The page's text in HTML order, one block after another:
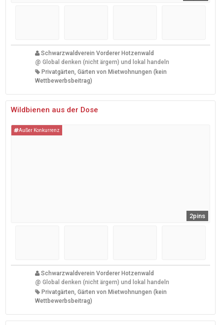
Schwarzwaldverein Vorderer Hotzenwald
@ Global denken (nicht ärgern) und lokal handeln
Privatgärten, Gärten von Mietwohnungen (kein
Wettbewerbsbeitrag)
Wildbienen aus der Dose
Außer Konkurrenz
2pins
Schwarzwaldverein Vorderer Hotzenwald
@ Global denken (nicht ärgern) und lokal handeln
Privatgärten, Gärten von Mietwohnungen (kein
Wettbewerbsbeitrag)